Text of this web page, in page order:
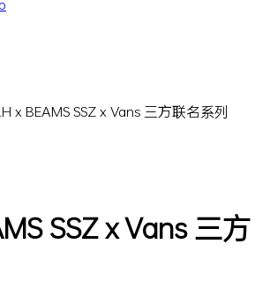
x BEAMS SSZ x Vans 三方联名系列
SSZ x Vans 三方